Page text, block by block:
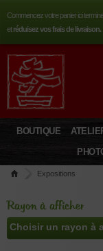
Commencez votre panier ici
etréduisez vos frais de livraison.
BOUTIQUE
Expositions
Rayon à afficher